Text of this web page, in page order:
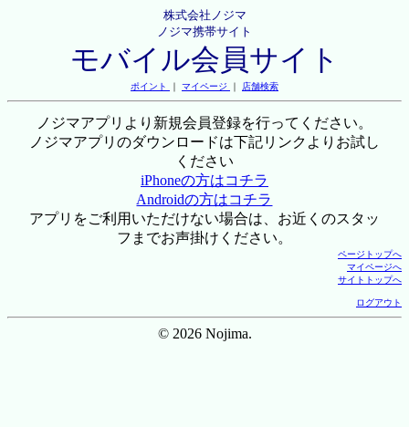
株式会社ノジマ
ノジマ携帯サイト
モバイル会員サイト
ポイント ｜ マイページ ｜ 店舗検索
ノジマアプリより新規会員登録を行ってください。
ノジマアプリのダウンロードは下記リンクよりお試し
ください
iPhoneの方はコチラ
Androidの方はコチラ
アプリをご利用いただけない場合は、お近くのスタッ
フまでお声掛けください。
ページトップへ
マイページへ
サイトトップへ
ログアウト
© 2026 Nojima.